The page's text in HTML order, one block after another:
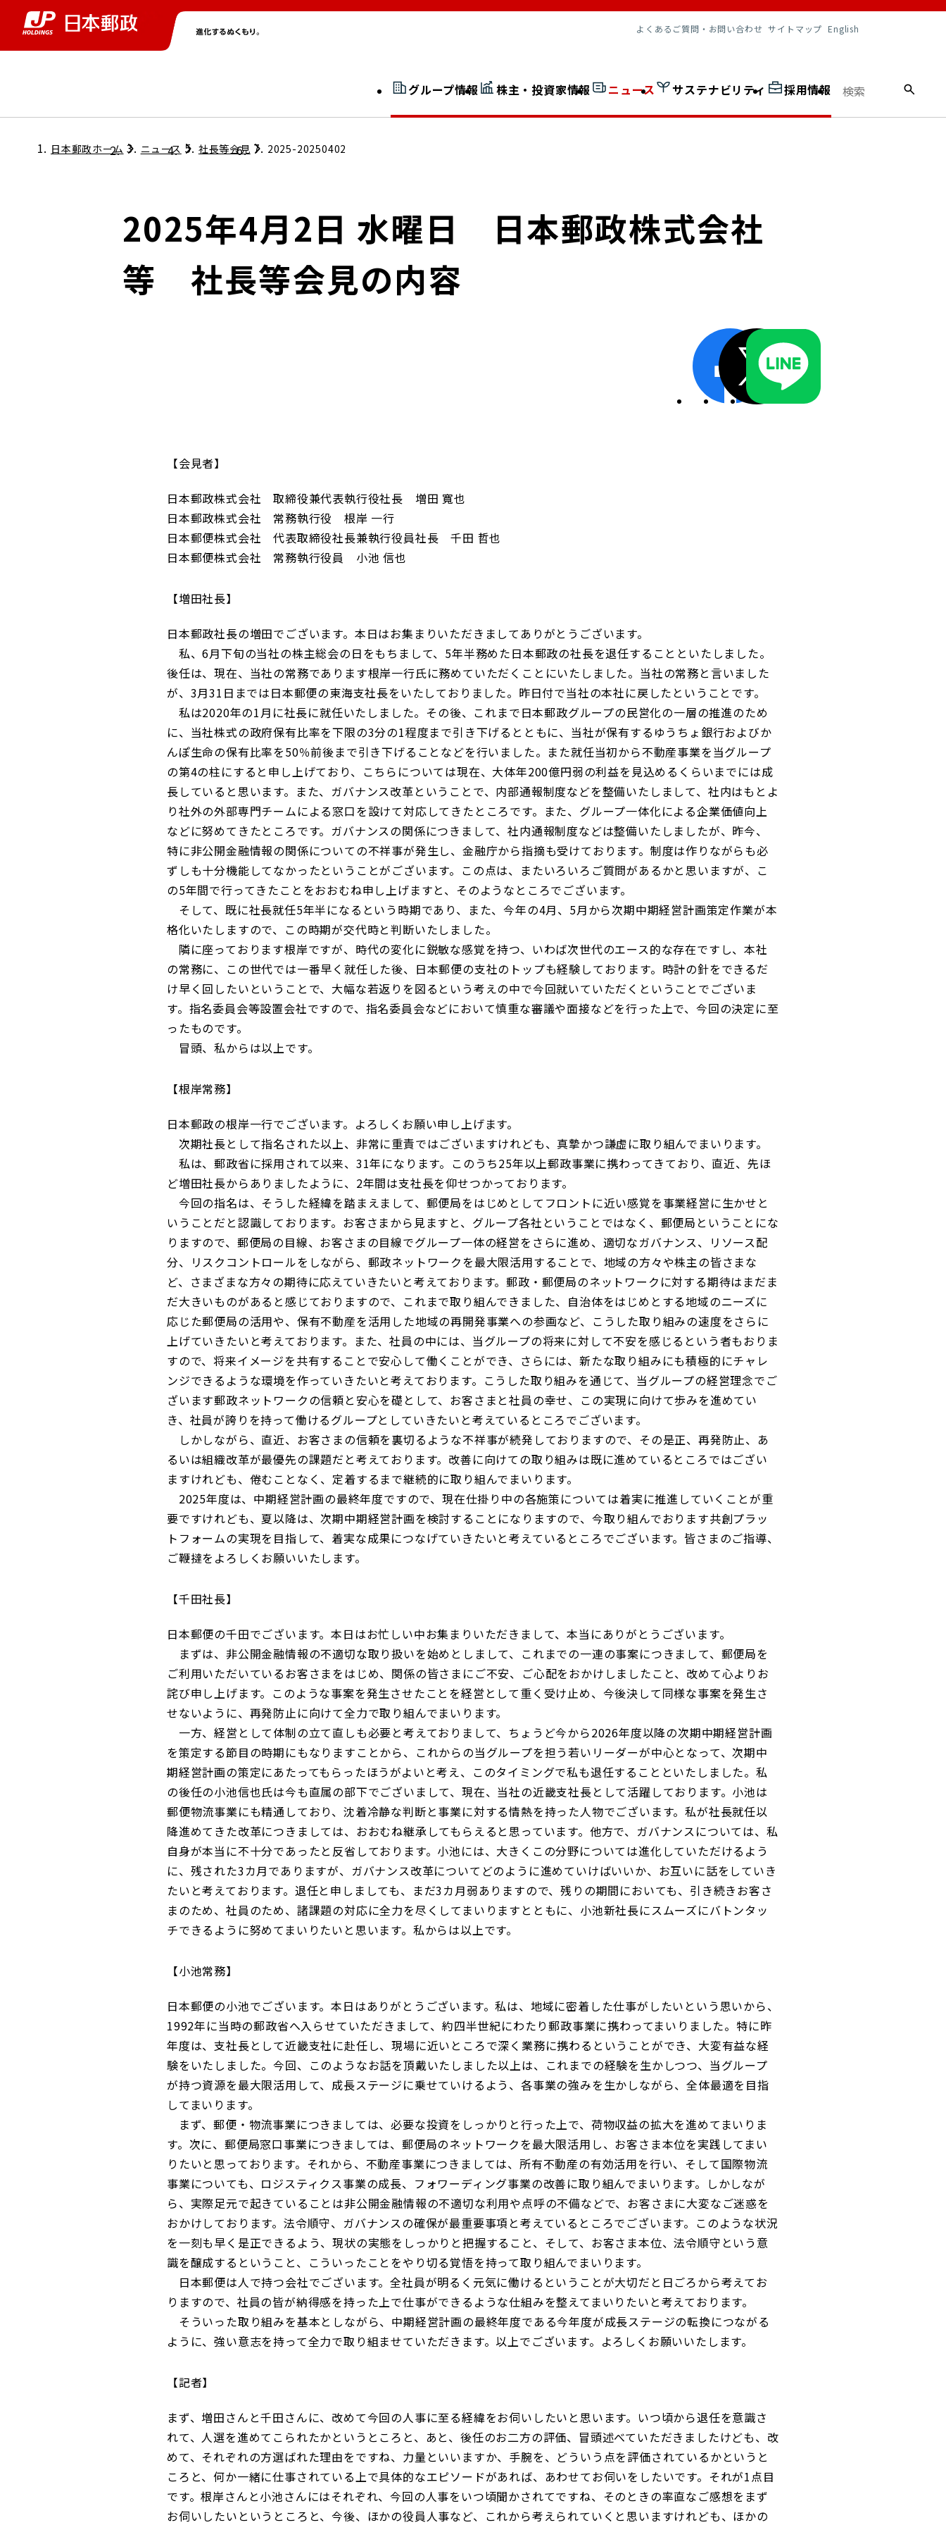
よくあるご質問・お問い合わせ サイトマップ English
グループ情報
グループ情報トップ 社長室通信
JP 改革実行委員会
広告ギャラリー
株主・投資家情報
株主・投資家情報トップ
個人投資家のみなさまへ
ディスクロージャーポリシー／適時開示体制
ニュース
ニューストップ
サステナビリティ
サステナビリティトップ
担当役員メッセージ
サステナビリティマネジメント
開示情報検索
採用情報
採用情報トップ
日本郵政ホーム ニュース 社長等会見 2025-20250402
2025年4月2日 水曜日 日本郵政株式会社
等 社長等会見の内容
会見者
日本郵政株式会社 取締役兼代表執行役社長 増田 寬也
日本郵政株式会社 常務執行役 根岸 一行
日本郵便株式会社 代表取締役社長兼執行役員社長 千田 哲也
日本郵便株式会社 常務執行役員 小池 信也
増田社長
日本郵政社長の増田でございます。本日はお集まりいただきましてありがとうございます。
私、6月下旬の当社の株主総会の日をもちまして、5年半務めた日本郵政の社長を退任することといたしました。
後任は、現在、当社の常務であります根岸一行氏に務めていただくことにいたしました。当社の常務と言いました
が、3月31日までは日本郵便の東海支社長をいたしておりました。昨日付で当社の本社に戻したということです。
私は2020年の1月に社長に就任いたしました。その後、これまで日本郵政グループの民営化の一層の推進のため
に、当社株式の政府保有比率を下限の3分の1程度まで引き下げるとともに、当社が保有するゆうちょ銀行およびか
んぽ生命の保有比率を50％前後まで引き下げることなどを行いました。また就任当初から不動産事業を当グループ
の第4の柱にすると申し上げており、こちらについては現在、大体年200億円弱の利益を見込めるくらいまでには成
長していると思います。また、ガバナンス改革ということで、内部通報制度などを整備いたしまして、社内はもとよ
り社外の外部専門チームによる窓口を設けて対応してきたところです。また、グループ一体化による企業価値向上
などに努めてきたところです。ガバナンスの関係につきまして、社内通報制度などは整備いたしましたが、昨今、
特に非公開金融情報の関係についての不祥事が発生し、金融庁から指摘も受けております。制度は作りながらも必
ずしも十分機能してなかったということがございます。この点は、またいろいろご質問があるかと思いますが、こ
の5年間で行ってきたことをおおむね申し上げますと、そのようなところでございます。
そして、既に社長就任5年半になるという時期であり、また、今年の4月、5月から次期中期経営計画策定作業が本
格化いたしますので、この時期が交代時と判断いたしました。
隣に座っております根岸ですが、時代の変化に鋭敏な感覚を持つ、いわば次世代のエース的な存在ですし、本社
の常務に、この世代では一番早く就任した後、日本郵便の支社のトップも経験しております。時計の針をできるだ
け早く回したいということで、大幅な若返りを図るという考えの中で今回就いていただくということでございま
す。指名委員会等設置会社ですので、指名委員会などにおいて慎重な審議や面接などを行った上で、今回の決定に至
ったものです。
冒頭、私からは以上です。
根岸常務
日本郵政の根岸一行でございます。よろしくお願い申し上げます。
次期社長として指名された以上、非常に重責ではございますけれども、真摯かつ謙虚に取り組んでまいります。
私は、郵政省に採用されて以来、31年になります。このうち25年以上郵政事業に携わってきており、直近、先ほ
ど増田社長からありましたように、2年間は支社長を仰せつかっております。
今回の指名は、そうした経緯を踏まえまして、郵便局をはじめとしてフロントに近い感覚を事業経営に生かせと
いうことだと認識しております。お客さまから見ますと、グループ各社ということではなく、郵便局ということにな
りますので、郵便局の目線、お客さまの目線でグループ一体の経営をさらに進め、適切なガバナンス、リソース配
分、リスクコントロールをしながら、郵政ネットワークを最大限活用することで、地域の方々や株主の皆さまな
ど、さまざまな方々の期待に応えていきたいと考えております。郵政・郵便局のネットワークに対する期待はまだま
だ大きいものがあると感じておりますので、これまで取り組んできました、自治体をはじめとする地域のニーズに
応じた郵便局の活用や、保有不動産を活用した地域の再開発事業への参画など、こうした取り組みの速度をさらに
上げていきたいと考えております。また、社員の中には、当グループの将来に対して不安を感じるという者もおりま
すので、将来イメージを共有することで安心して働くことができ、さらには、新たな取り組みにも積極的にチャレ
ンジできるような環境を作っていきたいと考えております。こうした取り組みを通じて、当グループの経営理念でご
ざいます郵政ネットワークの信頼と安心を礎として、お客さまと社員の幸せ、この実現に向けて歩みを進めてい
き、社員が誇りを持って働けるグループとしていきたいと考えているところでございます。
しかしながら、直近、お客さまの信頼を裏切るような不祥事が続発しておりますので、その是正、再発防止、あ
るいは組織改革が最優先の課題だと考えております。改善に向けての取り組みは既に進めているところではござい
ますけれども、倦むことなく、定着するまで継続的に取り組んでまいります。
2025年度は、中期経営計画の最終年度ですので、現在仕掛り中の各施策については着実に推進していくことが重
要ですけれども、夏以降は、次期中期経営計画を検討することになりますので、今取り組んでおります共創プラッ
トフォームの実現を目指して、着実な成果につなげていきたいと考えているところでございます。皆さまのご指導、
ご鞭撻をよろしくお願いいたします。
千田社長
日本郵便の千田でございます。本日はお忙しい中お集まりいただきまして、本当にありがとうございます。
まずは、非公開金融情報の不適切な取り扱いを始めとしまして、これまでの一連の事案につきまして、郵便局を
ご利用いただいているお客さまをはじめ、関係の皆さまにご不安、ご心配をおかけしましたこと、改めて心よりお
詫び申し上げます。このような事案を発生させたことを経営として重く受け止め、今後決して同様な事案を発生さ
せないように、再発防止に向けて全力で取り組んでまいります。
一方、経営として体制の立て直しも必要と考えておりまして、ちょうど今から2026年度以降の次期中期経営計画
を策定する節目の時期にもなりますことから、これからの当グループを担う若いリーダーが中心となって、次期中
期経営計画の策定にあたってもらったほうがよいと考え、このタイミングで私も退任することといたしました。私
の後任の小池信也氏は今も直属の部下でございまして、現在、当社の近畿支社長として活躍しております。小池は
郵便物流事業にも精通しており、沈着冷静な判断と事業に対する情熱を持った人物でございます。私が社長就任以
降進めてきた改革につきましては、おおむね継承してもらえると思っています。他方で、ガバナンスについては、私
自身が本当に不十分であったと反省しております。小池には、大きくこの分野については進化していただけるよう
に、残された3カ月でありますが、ガバナンス改革についてどのように進めていけばいいか、お互いに話をしていき
たいと考えております。退任と申しましても、まだ3カ月弱ありますので、残りの期間においても、引き続きお客さ
まのため、社員のため、諸課題の対応に全力を尽くしてまいりますとともに、小池新社長にスムーズにバトンタッ
チできるように努めてまいりたいと思います。私からは以上です。
小池常務
日本郵便の小池でございます。本日はありがとうございます。私は、地域に密着した仕事がしたいという思いから、
1992年に当時の郵政省へ入らせていただきまして、約四半世紀にわたり郵政事業に携わってまいりました。特に昨
年度は、支社長として近畿支社に赴任し、現場に近いところで深く業務に携わるということができ、大変有益な経
験をいたしました。今回、このようなお話を頂戴いたしました以上は、これまでの経験を生かしつつ、当グループ
が持つ資源を最大限活用して、成長ステージに乗せていけるよう、各事業の強みを生かしながら、全体最適を目指
してまいります。
まず、郵便・物流事業につきましては、必要な投資をしっかりと行った上で、荷物収益の拡大を進めてまいりま
す。次に、郵便局窓口事業につきましては、郵便局のネットワークを最大限活用し、お客さま本位を実践してまい
りたいと思っております。それから、不動産事業につきましては、所有不動産の有効活用を行い、そして国際物流
事業についても、ロジスティクス事業の成長、フォワーディング事業の改善に取り組んでまいります。しかしなが
ら、実際足元で起きていることは非公開金融情報の不適切な利用や点呼の不備などで、お客さまに大変なご迷惑を
おかけしております。法令順守、ガバナンスの確保が最重要事項と考えているところでございます。このような状況
を一刻も早く是正できるよう、現状の実態をしっかりと把握すること、そして、お客さま本位、法令順守という意
識を醸成するということ、こういったことをやり切る覚悟を持って取り組んでまいります。
日本郵便は人で持つ会社でございます。全社員が明るく元気に働けるということが大切だと日ごろから考えてお
りますので、社員の皆が納得感を持った上で仕事ができるような仕組みを整えてまいりたいと考えております。
そういった取り組みを基本としながら、中期経営計画の最終年度である今年度が成長ステージの転換につながる
ように、強い意志を持って全力で取り組ませていただきます。以上でございます。よろしくお願いいたします。
記者
まず、増田さんと千田さんに、改めて今回の人事に至る経緯をお伺いしたいと思います。いつ頃から退任を意識さ
れて、人選を進めてこられたかというところと、あと、後任のお二方の評価、冒頭述べていただきましたけども、改
めて、それぞれの方選ばれた理由をですね、力量といいますか、手腕を、どういう点を評価されているかというと
ころと、何か一緒に仕事されている上で具体的なエピソードがあれば、あわせてお伺いをしたいです。それが1点目
です。根岸さんと小池さんにはそれぞれ、今回の人事をいつ頃聞かされてですね、そのときの率直なご感想をまず
お伺いしたいというところと、今後、ほかの役員人事など、これから考えられていくと思いますけれども、ほかの